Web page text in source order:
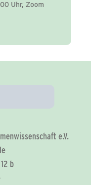
Uhr, Zoom
e.V.
b